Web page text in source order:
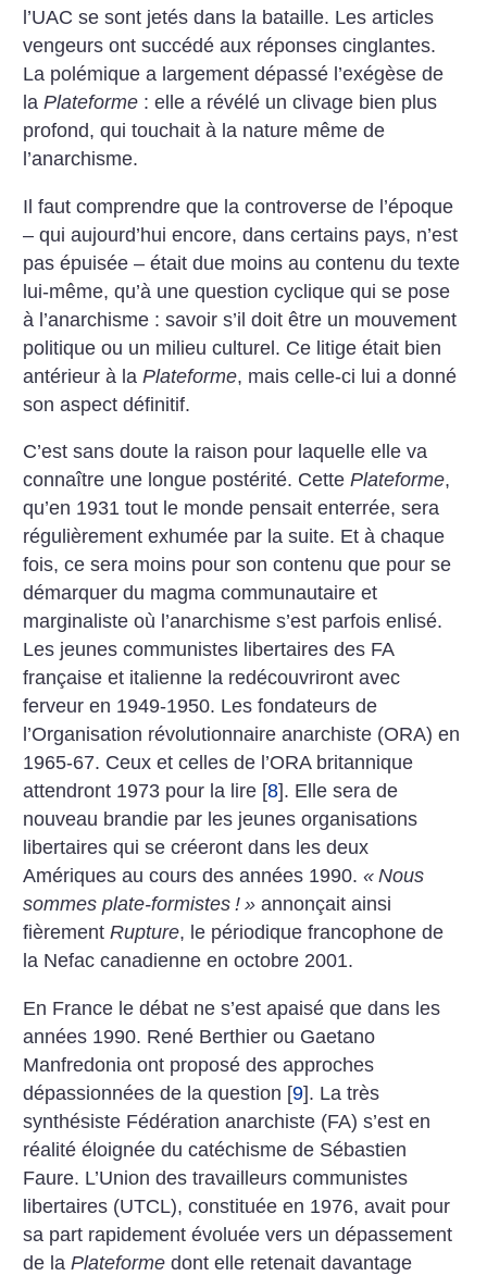
l’UAC se sont jetés dans la bataille. Les articles
vengeurs ont succédé aux réponses cinglantes.
La polémique a largement dépassé l’exégèse de
laPlateforme : elle a révélé un clivage bien plus
profond, qui touchait à la nature même de
l’anarchisme.
Il faut comprendre que la controverse de l’époque
– qui aujourd’hui encore, dans certains pays, n’est
pas épuisée – était due moins au contenu du texte
lui-même, qu’à une question cyclique qui se pose
à l’anarchisme : savoir s’il doit être un mouvement
politique ou un milieu culturel. Ce litige était bien
antérieur à la Plateforme, mais celle-ci lui a donné
son aspect définitif.
C’est sans doute la raison pour laquelle elle va
connaître une longue postérité. CettePlateforme,
qu’en 1931 tout le monde pensait enterrée, sera
régulièrement exhumée par la suite. Et à chaque
fois, ce sera moins pour son contenu que pour se
démarquer du magma communautaire et
marginaliste où l’anarchisme s’est parfois enlisé.
Les jeunes communistes libertaires des FA
française et italienne la redécouvriront avec
ferveur en 1949-1950. Les fondateurs de
l’Organisation révolutionnaire anarchiste (ORA) en
1965-67. Ceux et celles de l’ORA britannique
attendront 1973 pour la lire [8]. Elle sera de
nouveau brandie par les jeunes organisations
libertaires qui se créeront dans les deux
Amériques au cours des années 1990.« Nous
sommes plate-formistes ! » annonçait ainsi
fièrementRupture, le périodique francophone de
la Nefac canadienne en octobre 2001.
En France le débat ne s’est apaisé que dans les
années 1990. René Berthier ou Gaetano
Manfredonia ont proposé des approches
dépassionnées de la question [9]. La très
synthésiste Fédération anarchiste (FA) s’est en
réalité éloignée du catéchisme de Sébastien
Faure. L’Union des travailleurs communistes
libertaires (UTCL), constituée en 1976, avait pour
sa part rapidement évoluée vers un dépassement
de laPlateforme dont elle retenait davantage